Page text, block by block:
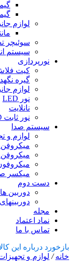
لوازم
سوئیچر
سیستم
نورپردازی
کیت
گیره
لوازم
نور LED
نانلایت
نور ثابت LED
سیستم صدا
لوازم و
میکروفن
میکسر
دست دوم
دوربین
مجله
نماد اعتماد
تماس با ما
بازخورد درباره این
خانه/ لوازم و